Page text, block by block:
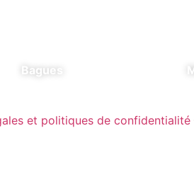
Bagues
et politiques de confidentialité